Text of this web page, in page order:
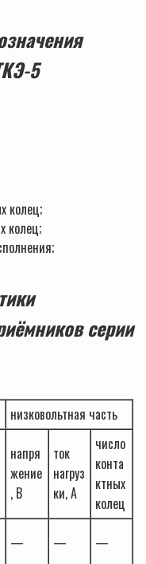
5
колец;
колец;
серии
низковольтная часть
напря
жение
, В
ток
нагруз
ки, А
число
конта
ктных
колец
— — —